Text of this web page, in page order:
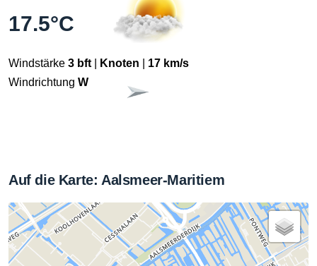
17.5°C
Windstärke 3 bft Knoten
17 km/s
Windrichtung W
Auf die Karte: Aalsmeer-Maritiem